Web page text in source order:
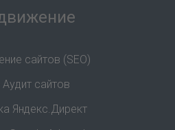
сайтов (SEO)
Аудит сайтов
Яндекс.Директ